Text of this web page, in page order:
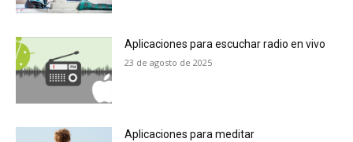
Aplicaciones para escuchar radio en vivo
23 de agosto de 2025
Aplicaciones para meditar